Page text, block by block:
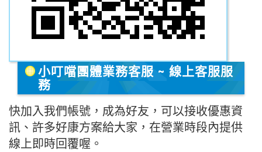
小叮噹團體業務客服 ~ 線上客服服
務
快加入我們帳號，成為好友，可以接收優惠資
訊、許多好康方案給大家，在營業時段內提供
線上即時回覆喔。